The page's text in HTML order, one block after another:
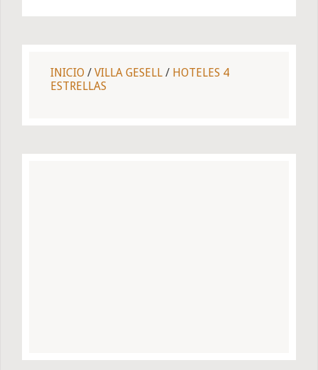
INICIO / VILLA GESELL / HOTELES 4
ESTRELLAS